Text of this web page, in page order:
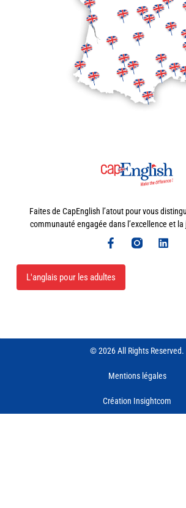
Faites de CapEnglish l’atout pour vous
communauté engagée dans l’excellence et la
L'anglais pour les adultes
© 2026 All Rights Reserved.
Mentions légales
Création Insightcom